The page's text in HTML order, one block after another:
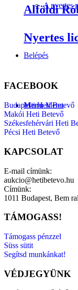
A nyertes
Belépés
Menu Menu
Alföldi
Nyertes
FACEBOOK
Budapesti Heti Betevő
Makói Heti Betevő
Székesfehérvári Heti
Pécsi Heti Betevő
KAPCSOLAT
E-mail címünk:
aukcio@hetibetevo.hu
Címünk:
1011 Budapest, Bem
TÁMOGASS!
Támogass pénzzel
Süss sütit
Segítsd munkánkat!
VÉDJEGYÜNK